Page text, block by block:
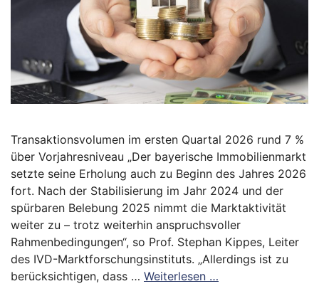
Transaktionsvolumen im ersten Quartal 2026 rund 7 %
über Vorjahresniveau „Der bayerische Immobilienmarkt
setzte seine Erholung auch zu Beginn des Jahres 2026
fort. Nach der Stabilisierung im Jahr 2024 und der
spürbaren Belebung 2025 nimmt die Marktaktivität
weiter zu – trotz weiterhin anspruchsvoller
Rahmenbedingungen“, so Prof. Stephan Kippes, Leiter
des IVD-Marktforschungsinstituts. „Allerdings ist zu
berücksichtigen, dass … Weiterlesen …